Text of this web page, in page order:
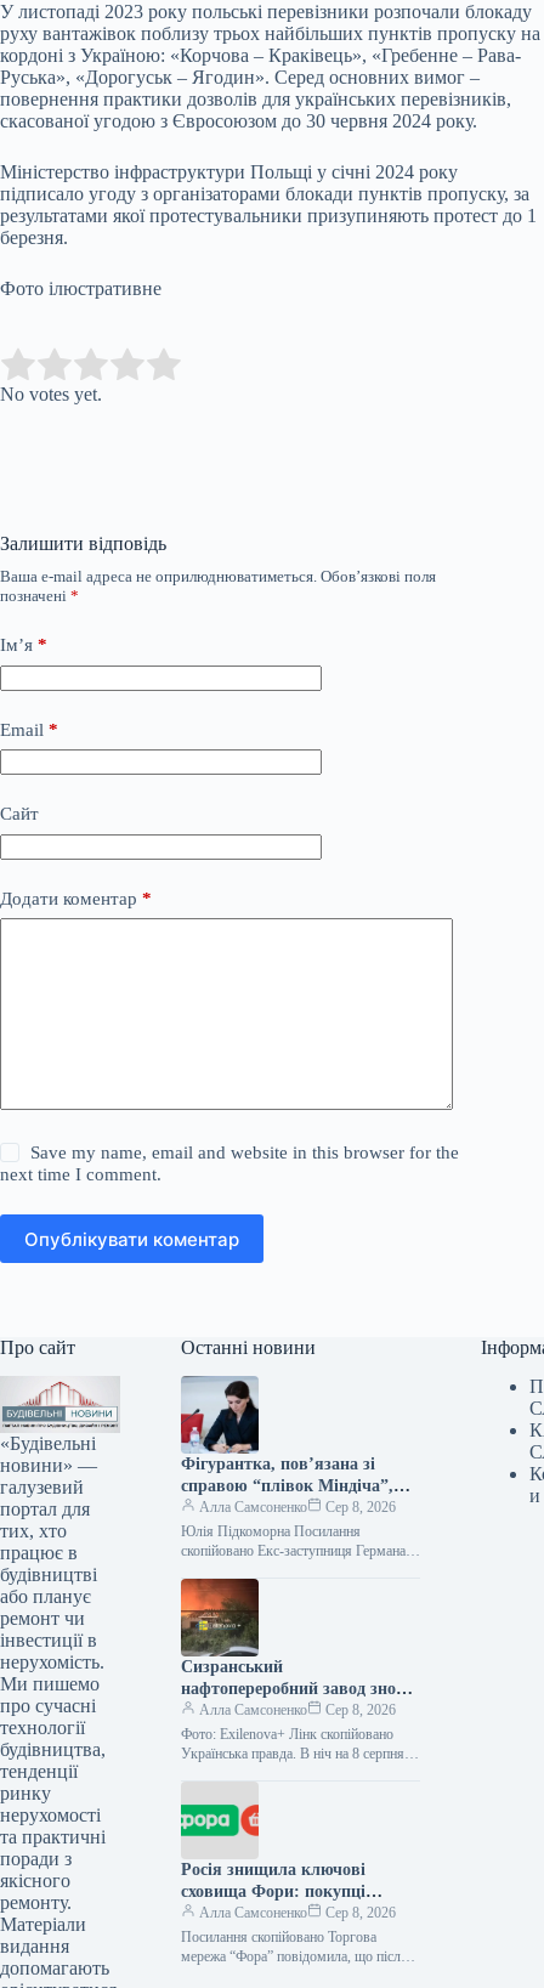
У листопаді 2023 року польські перевізники розпочали блокаду
руху вантажівок поблизу трьох найбільших пунктів пропуску на
кордоні з Україною: «Корчова – Краківець», «Гребенне – Рава-
Руська», «Дорогуськ – Ягодин». Серед основних вимог –
повернення практики дозволів для українських перевізників,
скасованої угодою з Євросоюзом до 30 червня 2024 року.
Міністерство інфраструктури Польщі у січні 2024 року
підписало угоду з організаторами блокади пунктів пропуску, за
результатами якої протестувальники призупиняють протест до 1
березня.
Фото ілюстративне
Rate this item:
No votes yet.
Залишити відповідь
Ваша e-mail адреса не оприлюднюватиметься. Обов’язкові поля
позначені *
Ім’я *
Email *
Сайт
Додати коментар *
Save my name, email and website in this browser for the
next time I comment.
Опублікувати коментар
Про сайт
«Будівельні
новини» —
галузевий
портал для
тих, хто
працює в
будівництві
або планує
ремонт чи
інвестиції в
нерухомість.
Ми пишемо
про сучасні
технології
будівництва,
тенденції
ринку
нерухомості
та практичні
поради з
якісного
ремонту.
Матеріали
видання
допомагають
Останні новини
Фігурантка, пов’язана зі
справою “плівок Міндіча”,
зайняла керівний пост у
стратегічній державній
компанії.
Алла Самсоненко
Сер 8, 2026
Юлія Підкоморна Посилання
скопійовано Екс-заступниця Германа
Міндіча”, Юлія Підкоморна, обійняла
посаду виконувачки обов’язків
члена…
Сизранський
нафтопереробний завод знову
піддався атаці, що призвело
до займання.
Алла Самсоненко
Сер 8, 2026
Фото: Exilenova+ Лінк скопійовано
Українська правда. В ніч на 8 серпня у
Росія знищила ключові
сховища Фори: покупці
повідомляють про відсутність
товарів на полицях
Алла Самсоненко
Сер 8, 2026
Посилання скопійовано Торгова
мережа “Фора” повідомила, що після
и